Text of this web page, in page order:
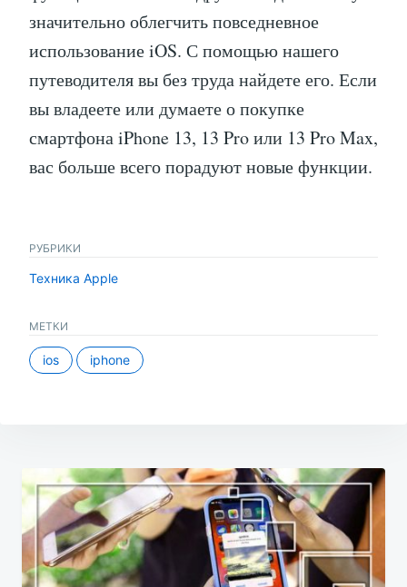
значительно облегчить повседневное
использование iOS. С помощью нашего
путеводителя вы без труда найдете его. Если
вы владеете или думаете о покупке
смартфона iPhone 13, 13 Pro или 13 Pro Max,
вас больше всего порадуют новые функции.
РУБРИКИ
Техника Apple
МЕТКИ
ios iphone
Навигация
по
записям